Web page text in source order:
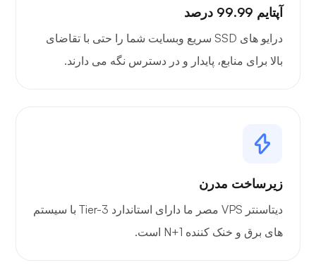
آپتایم 99.99 درصد
درایو های SSD سریع وبسایت شما را حتی با تقاضای
بالا برای منابع، پایدار و در دسترس نگه می دارند.
زیرساخت مدرن
دیتاسنتر VPS مصر ما دارای استاندارد Tier-3 با سیستم
های برق و خنک کننده N+1 است.